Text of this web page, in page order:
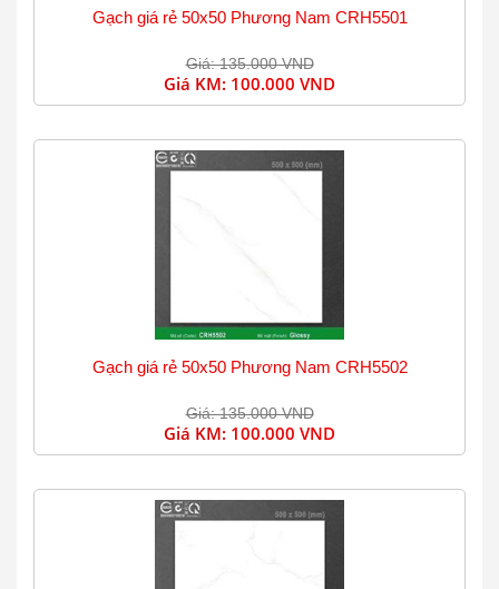
Gạch giá rẻ 50x50 Phương Nam CRH5501
Giá: 135.000 VND
Giá KM: 100.000 VND
Gạch giá rẻ 50x50 Phương Nam CRH5502
Giá: 135.000 VND
Giá KM: 100.000 VND